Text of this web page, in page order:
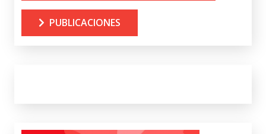
PUBLICACIONES